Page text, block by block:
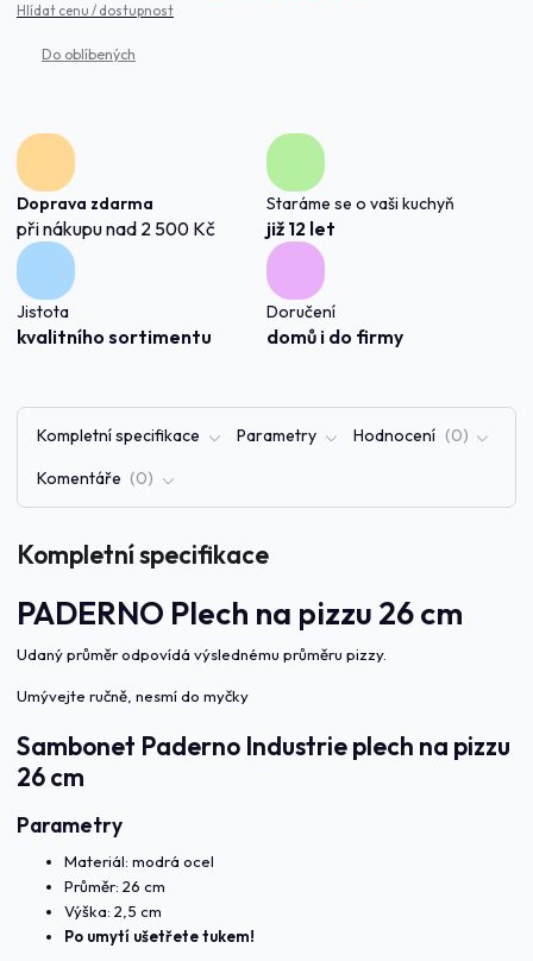
Hlídat cenu / dostupnost
Doprava zdarma
při nákupu nad 2 500 Kč
Staráme se o vaši kuchyň
již 12 let
Jistota
kvalitního sortimentu
Doručení
domů i do firmy
Kompletní specifikace Parametry Hodnocení 0
Komentáře 0
Kompletní specifikace
PADERNO Plech na pizzu 26 cm
Udaný průměr odpovídá výslednému průměru pizzy.
Umývejte ručně, nesmí do myčky
Sambonet Paderno Industrie plech na pizzu
26 cm
Parametry
Materiál: modrá ocel
Průměr: 26 cm
Výška: 2,5 cm
Po umytí ušetřete tukem!